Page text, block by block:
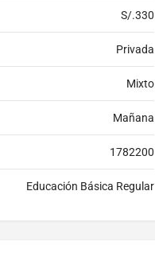
S/.330
Privada
Mixto
Mañana
1782200
Educación Básica Regular